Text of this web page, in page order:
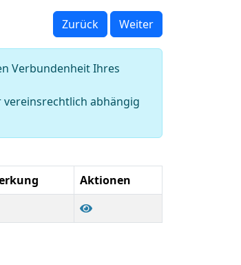
Zurück Weiter
Verbundenheit Ihres
vereinsrechtlich abhängig
Aktionen